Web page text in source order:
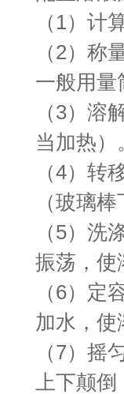
（1）计
（2）称
一般用量
（3）溶
当加热）
（4）转
（玻璃
（5）洗
振荡，使
（6）定
加水，使
（7）摇
上下颠